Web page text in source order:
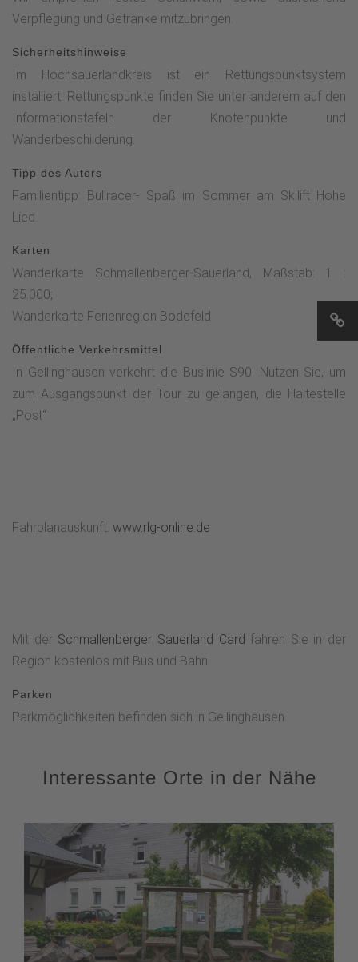
Verpflegung und Getränke mitzubringen.
Sicherheitshinweise
Im Hochsauerlandkreis ist ein Rettungspunktsystem
installiert. Rettungspunkte finden Sie unter anderem auf den
Informationstafeln der Knotenpunkte und
Wanderbeschilderung.
Tipp des Autors
Familientipp: Bullracer- Spaß im Sommer am Skilift Hohe
Lied.
Karten
Wanderkarte Schmallenberger-Sauerland, Maßstab: 1 :
25.000;
Wanderkarte Ferienregion Bödefeld
Öffentliche Verkehrsmittel
In Gellinghausen verkehrt die Buslinie S90. Nutzen Sie, um
zum Ausgangspunkt der Tour zu gelangen, die Haltestelle
„Post“
Fahrplanauskunft: www.rlg-online.de
Mit derSchmallenberger Sauerland Card fahren Sie in der
Region kostenlos mit Bus und Bahn
Parken
Parkmöglichkeiten befinden sich in Gellinghausen.
Interessante Orte in der Nähe